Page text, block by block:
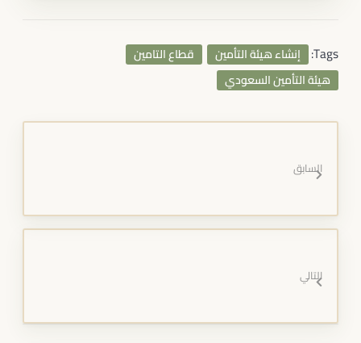
Tags: إنشاء هيئة التأمين
قطاع التامين
هيئة التأمين السعودي
السابق
التالي